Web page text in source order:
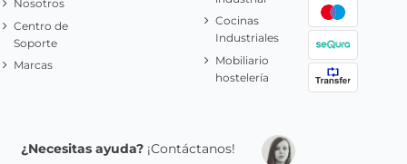
Nosotros
Centro de
Soporte
Marcas
Cocinas
Industriales
Mobiliario
hostelería
¿Necesitas ayuda? ¡Contáctanos!